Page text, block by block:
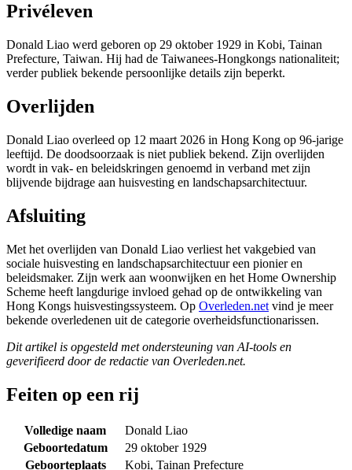
Privéleven
Donald Liao werd geboren op 29 oktober 1929 in Kobi, Tainan
Prefecture, Taiwan. Hij had de Taiwanees-Hongkongs nationaliteit;
verder publiek bekende persoonlijke details zijn beperkt.
Overlijden
Donald Liao overleed op 12 maart 2026 in Hong Kong op 96-jarige
leeftijd. De doodsoorzaak is niet publiek bekend. Zijn overlijden
wordt in vak- en beleidskringen genoemd in verband met zijn
blijvende bijdrage aan huisvesting en landschapsarchitectuur.
Afsluiting
Met het overlijden van Donald Liao verliest het vakgebied van
sociale huisvesting en landschapsarchitectuur een pionier en
beleidsmaker. Zijn werk aan woonwijken en het Home Ownership
Scheme heeft langdurige invloed gehad op de ontwikkeling van
Hong Kongs huisvestingssysteem. Op Overleden.net vind je meer
bekende overledenen uit de categorie overheidsfunctionarissen.
Dit artikel is opgesteld met ondersteuning van AI-tools en
geverifieerd door de redactie van Overleden.net.
Feiten op een rij
Volledige naam
Donald Liao
Geboortedatum
29 oktober 1929
Geboorteplaats
Kobi, Tainan Prefecture